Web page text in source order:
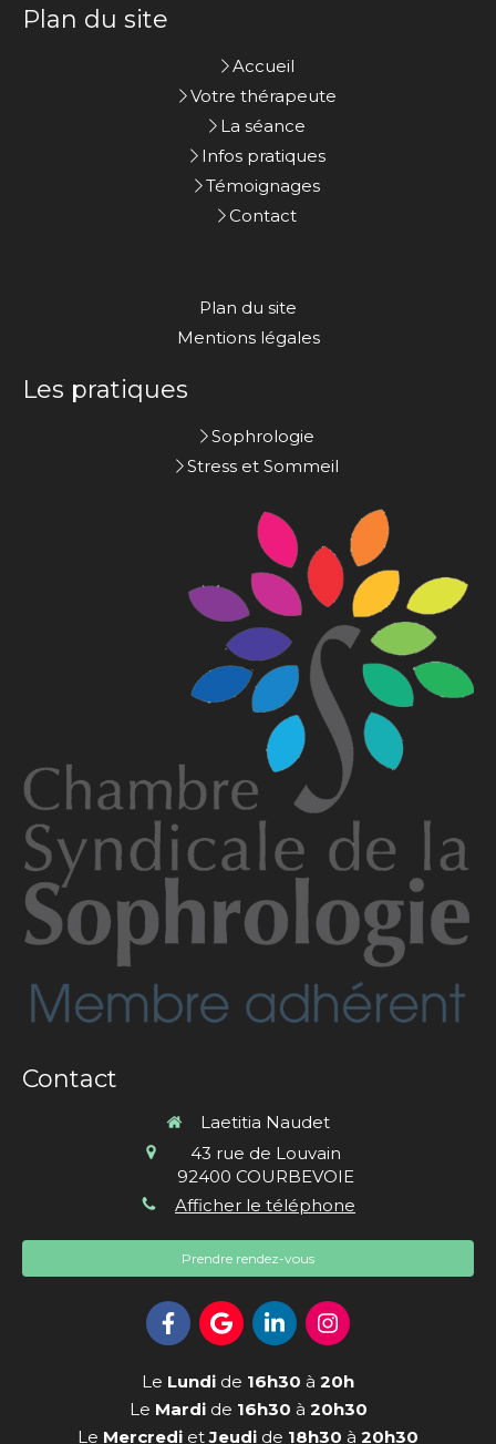
Plan du site
Accueil
Votre thérapeute
La séance
Infos pratiques
Témoignages
Contact
Plan du site
Mentions légales
Les pratiques
Sophrologie
Stress et Sommeil
Contact
Laetitia Naudet
43 rue de Louvain
92400 COURBEVOIE
Afficher le téléphone
Prendre rendez-vous
Le Lundi de 16h30 à 20h
Le Mardide 16h30 à 20h30
Le Mercredi etJeudi de 18h30 à 20h30